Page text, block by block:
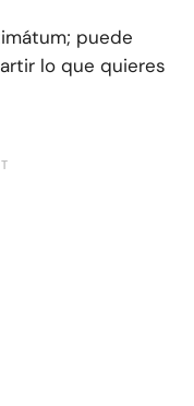
puede
lo que quieres